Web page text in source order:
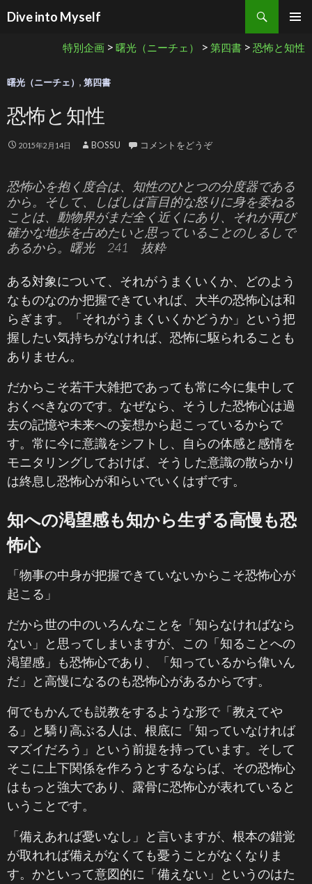
Dive into Myself
検索
特別企画 > 曙光（ニーチェ） > 第四書 > 恐怖と知性
曙光（ニーチェ） , 第四書
恐怖と知性
2015年2月14日 BOSSU コメントをどうぞ
恐怖心を抱く度合は、知性のひとつの分度器である
から。そして、しばしば盲目的な怒りに身を委ねる
ことは、動物界がまだ全く近くにあり、それが再び
確かな地歩を占めたいと思っていることのしるしで
あるから。曙光 241 抜粋
ある対象について、それがうまくいくか、どのよう
なものなのか把握できていれば、大半の恐怖心は和
らぎます。「それがうまくいくかどうか」という把
握したい気持ちがなければ、恐怖に駆られることも
ありません。
だからこそ若干大雑把であっても常に今に集中して
おくべきなのです。なぜなら、そうした恐怖心は過
去の記憶や未来への妄想から起こっているからで
す。常に今に意識をシフトし、自らの体感と感情を
モニタリングしておけば、そうした意識の散らかり
は終息し恐怖心が和らいでいくはずです。
知への渇望感も知から生ずる高慢も恐
怖心
「物事の中身が把握できていないからこそ恐怖心が
起こる」
だから世の中のいろんなことを「知らなければなら
ない」と思ってしまいますが、この「知ることへの
渇望感」も恐怖心であり、「知っているから偉いん
だ」と高慢になるのも恐怖心があるからです。
何でもかんでも説教をするような形で「教えてや
る」と驕り高ぶる人は、根底に「知っていなければ
マズイだろう」という前提を持っています。そして
そこに上下関係を作ろうとするならば、その恐怖心
はもっと強大であり、露骨に恐怖心が表れていると
いうことです。
「備えあれば憂いなし」と言いますが、根本の錯覚
が取れれば備えがなくても憂うことがなくなりま
す。かといって意図的に「備えない」というのはた